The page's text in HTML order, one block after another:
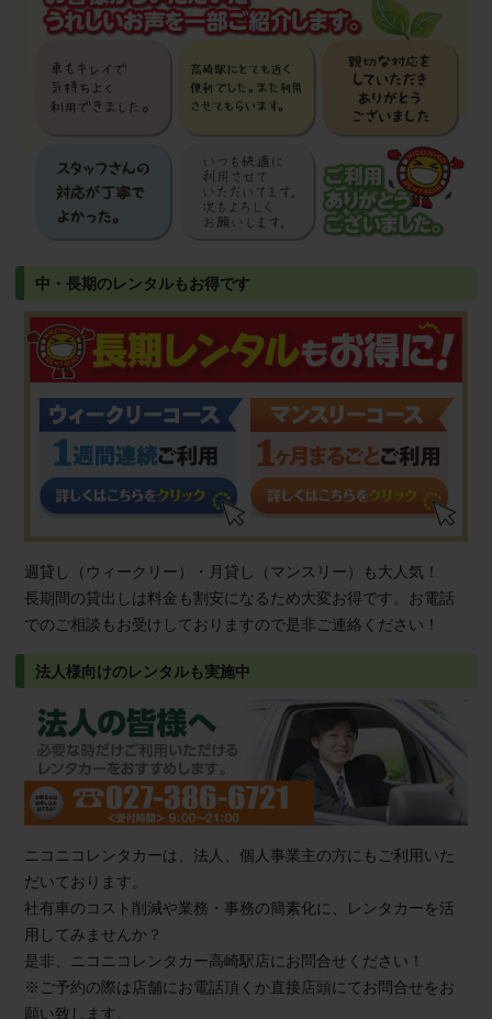
中・長期のレンタルもお得です
週貸し（ウィークリー）・月貸し（マンスリー）も大人気！
長期間の貸出しは料金も割安になるため大変お得です。お電話
でのご相談もお受けしておりますので是非ご連絡ください！
法人様向けのレンタルも実施中
ニコニコレンタカーは、法人、個人事業主の方にもご利用いた
だいております。
社有車のコスト削減や業務・事務の簡素化に、レンタカーを活
用してみませんか？
是非、ニコニコレンタカー高崎駅店にお問合せください！
※ご予約の際は店舗にお電話頂くか直接店頭にてお問合せをお
願い致します。